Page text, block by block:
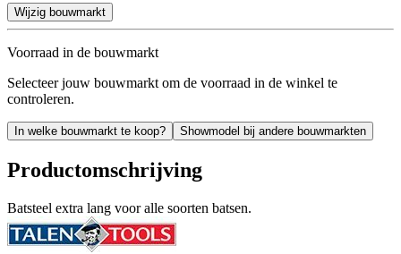
Wijzig bouwmarkt
Voorraad in de bouwmarkt
Selecteer jouw bouwmarkt om de voorraad in de winkel te
controleren.
In welke bouwmarkt te koop? Showmodel bij andere bouwmarkten
Productomschrijving
Batsteel extra lang voor alle soorten batsen.